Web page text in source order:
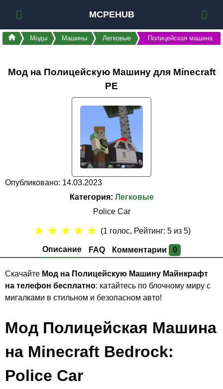
MCPEHUB
Моды Машины Легковые Полицейская машина
Мод на Полицейскую Машину для Minecraft
PE
Опубликовано: 14.03.2023
Категория: Легковые
Police Car
Описание FAQ Комментарии 0
★ ★ ★ ★ ★ (1 голос, Рейтинг:5 из 5)
Скачайте Мод на Полицейскую Машину Майнкрафт
на телефон бесплатно: катайтесь по блочному миру с
мигалками в стильном и безопасном авто!
Мод Полицейская Машина
на Minecraft Bedrock:
Police Car